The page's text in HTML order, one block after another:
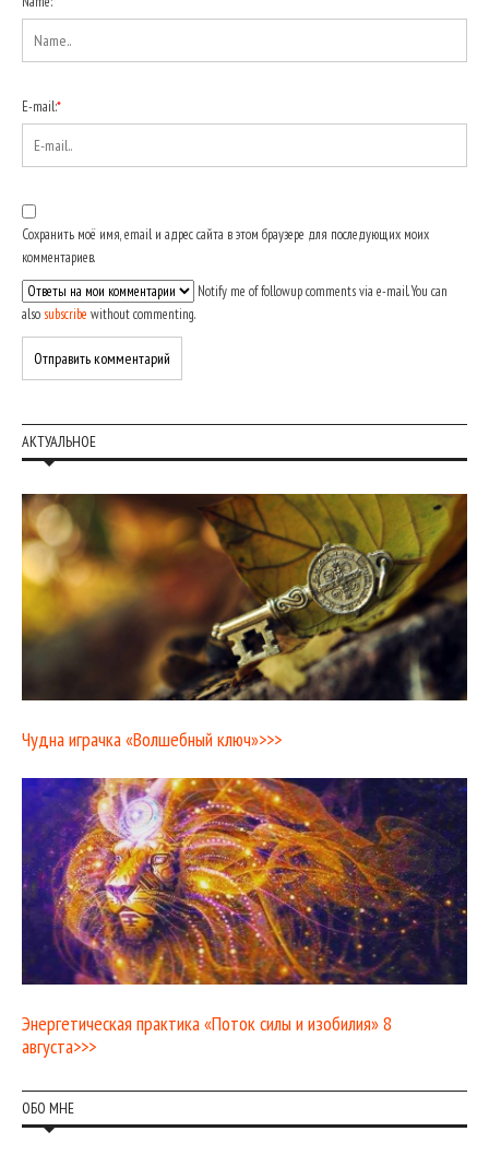
E-mail:*
Сохранить моё имя, email и адрес сайта в этом браузере для последующих моих
комментариев.
Notify me of followup comments via e-mail. You can
also subscribe without commenting.
АКТУАЛЬНОЕ
Чудна играчка «Волшебный ключ»>>>
Энергетическая практика «Поток силы и изобилия» 8
августа>>>
ОБО МНЕ